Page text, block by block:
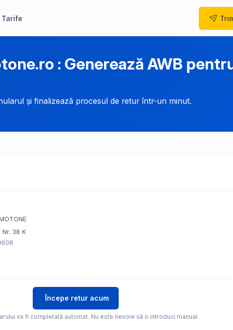
Tarife
: Generează AWB
și finalizează procesul de retur într-un minut.
38 K
Începe retur acum
va fi completată automat. Nu este nevoie să o introduci manual.